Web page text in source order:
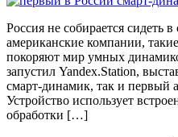
Россия не собирается сидеть
американские компании,
покоряют мир умных
запустил Yandex.Station,
смарт-динамик, так и первый
Устройство использует
обработки […]